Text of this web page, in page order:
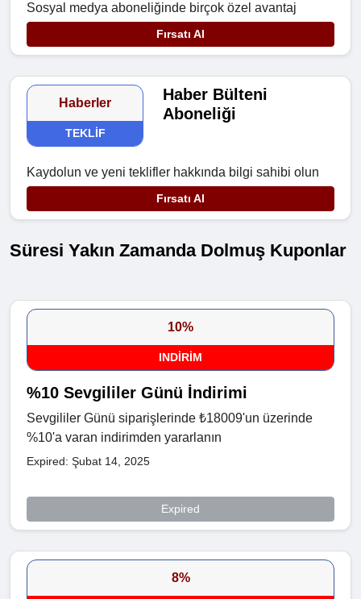
Sosyal medya aboneliğinde birçok özel avantaj
Fırsatı Al
Haberler
TEKLIF
Haber Bülteni
Aboneliği
Kaydolun ve yeni teklifler hakkında bilgi sahibi olun
Fırsatı Al
Süresi Yakın Zamanda Dolmuş Kuponlar
10%
INDIRIM
%10 Sevgililer Günü İndirimi
Sevgililer Günü siparişlerinde ₺18009'un üzerinde
%10'a varan indirimden yararlanın
Expired: Şubat 14, 2025
Expired
8%